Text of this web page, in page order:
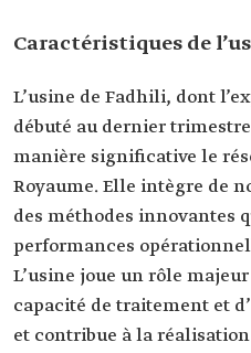
Caractéristiques de
L’usine de Fadhili, dont
débuté au dernier
manière significative le
Royaume. Elle intègre de
des méthodes innovantes
performances
L’usine joue un rôle
capacité de traitement et
et contribue à la